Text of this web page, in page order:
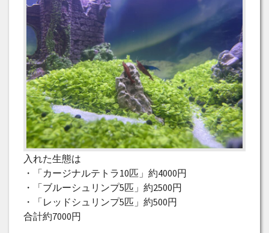
入れた生態は
・「カージナルテトラ10匹」約4000円
・「ブルーシュリンプ5匹」約2500円
・「レッドシュリンプ5匹」約500円
合計約7000円